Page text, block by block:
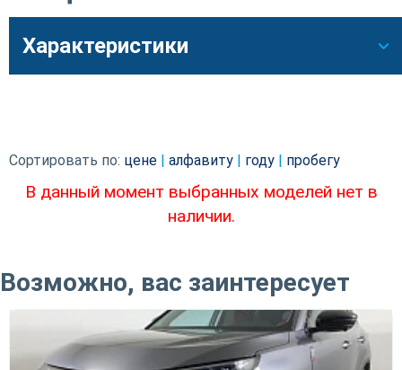
Характеристики
Сортировать по: цене алфавиту году пробегу
В данный момент выбранных моделей нет в
наличии.
Возможно, вас заинтересует